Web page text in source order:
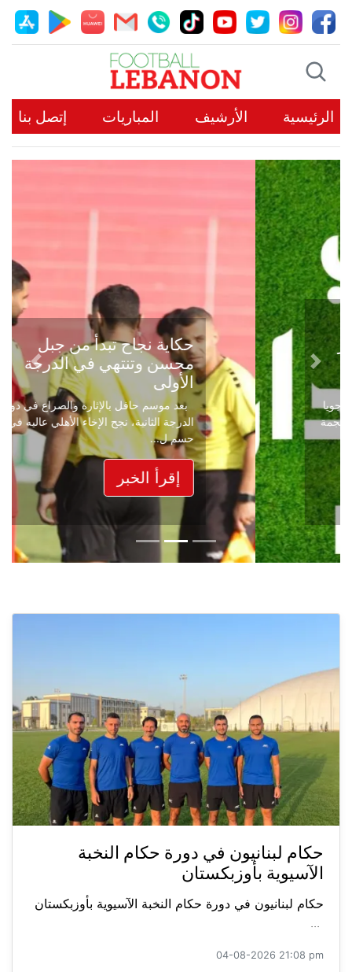
الرئيسية الأرشيف المباريات إتصل بنا
حكاية نجاح تبدأ من جبل
محسن وتنتهي في الدرجة
الأولى
بعد موسم حافل بالإثارة والصراع في دوري
الدرجة الثانية، نجح الإخاء الأهلي عاليه في
حسم ل...
إقرأ الخبر
Previous
Next
حكام لبنانيون في دورة حكام النخبة
الآسيوية بأوزبكستان
حكام لبنانيون في دورة حكام النخبة الآسيوية بأوزبكستان
...
04-08-2026 21:08 pm